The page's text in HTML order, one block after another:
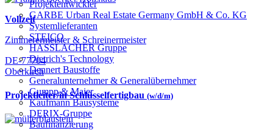
Projektentwickler
GARBE Urban Real Estate Germany GmbH & Co. KG
Systemlieferanten
STEICO
HASSLACHER Gruppe
Dietrich's Technology
Dennert Baustoffe
Generalunternehmer & Generalübernehmer
Gumpp & Maier
Kaufmann Bausysteme
DERIX-Gruppe
Baufinanzierung
Vollzeit
Zimmerermeister & Schreinermeister
DE-77704
Oberkirch
Projektleiter/in Schlüsselfertigbau (w/d/m)